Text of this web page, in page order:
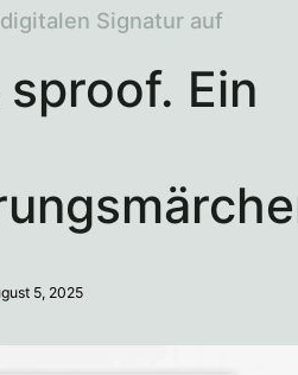
Ein
Signatur auf
5, 2025